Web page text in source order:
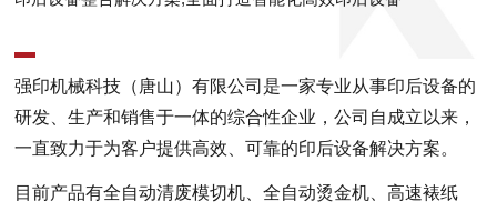
强印机械科技（唐山）有限公司是一家专业从事印后设备的
研发、生产和销售于一体的综合性企业，公司自成立以来，
一直致力于为客户提供高效、可靠的印后设备解决方案。
目前产品有全自动清废模切机、全自动烫金机、高速裱纸